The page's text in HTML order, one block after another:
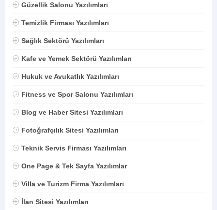
Güzellik Salonu Yazılımları
Temizlik Firması Yazılımları
Sağlık Sektörü Yazılımları
Kafe ve Yemek Sektörü Yazılımları
Hukuk ve Avukatlık Yazılımları
Fitness ve Spor Salonu Yazılımları
Blog ve Haber Sitesi Yazılımları
Fotoğrafçılık Sitesi Yazılımları
Teknik Servis Firması Yazılımları
One Page & Tek Sayfa Yazılımlar
Villa ve Turizm Firma Yazılımları
İlan Sitesi Yazılımları